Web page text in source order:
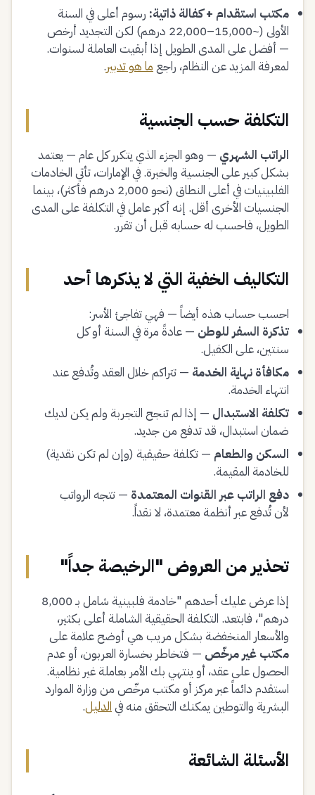
مكتب استقدام + كفالة ذاتية: رسوم أعلى في السنة
الأولى (~15,000–22,000 درهم) لكن التجديد أرخص
— أفضل على المدى الطويل إذا أبقيت العاملة لسنوات.
لمعرفة المزيد عن النظام، راجعما هو تدبير.
التكلفة حسب الجنسية
الراتب الشهري — وهو الجزء الذي يتكرر كل عام — يعتمد
بشكل كبير على الجنسية والخبرة. في الإمارات، تأتي الخادمات
الفلبينيات في أعلى النطاق (نحو 2,000 درهم فأكثر)، بينما
الجنسيات الأخرى أقل. إنه أكبر عامل في التكلفة على المدى
الطويل، فاحسب له حسابه قبل أن تقرر.
التكاليف الخفية التي لا يذكرها أحد
احسب حساب هذه أيضاً — فهي تفاجئ الأسر:
تذكرة السفر للوطن — عادةً مرة في السنة أو كل
سنتين، على الكفيل.
مكافأة نهاية الخدمة — تتراكم خلال العقد وتُدفع عند
انتهاء الخدمة.
تكلفة الاستبدال — إذا لم تنجح التجربة ولم يكن لديك
ضمان استبدال، قد تدفع من جديد.
السكن والطعام — تكلفة حقيقية (وإن لم تكن نقدية)
للخادمة المقيمة.
دفع الراتب عبر القنوات المعتمدة — تتجه الرواتب
لأن تُدفع عبر أنظمة معتمدة، لا نقداً.
تحذير من العروض "الرخيصة جداً"
إذا عرض عليك أحدهم "خادمة فلبينية شامل بـ 8,000
درهم"، فابتعد. التكلفة الحقيقية الشاملة أعلى بكثير،
والأسعار المنخفضة بشكل مريب هي أوضح علامة على
مكتب غير مرخّص — فتخاطر بخسارة العربون، أو عدم
الحصول على عقد، أو ينتهي بك الأمر بعاملة غير نظامية.
استقدم دائماً عبر مركز أو مكتب مرخّص من وزارة الموارد
البشرية والتوطين يمكنك التحقق منه فيالدليل.
الأسئلة الشائعة